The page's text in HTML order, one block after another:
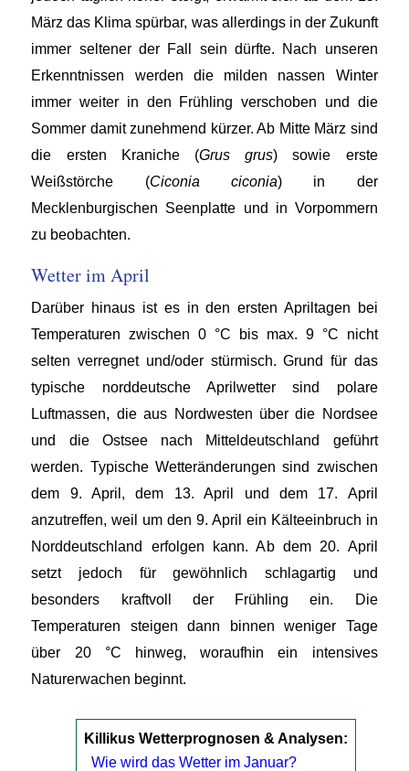
März das Klima spürbar, was allerdings in der Zukunft
immer seltener der Fall sein dürfte. Nach unseren
Erkenntnissen werden die milden nassen Winter
immer weiter in den Frühling verschoben und die
Sommer damit zunehmend kürzer. Ab Mitte März sind
die ersten Kraniche (Grus grus) sowie erste
Weißstörche (Ciconia ciconia) in der
Mecklenburgischen Seenplatte und in Vorpommern
zu beobachten.
Wetter im April
Darüber hinaus ist es in den ersten Apriltagen bei
Temperaturen zwischen 0 °C bis max. 9 °C nicht
selten verregnet und/oder stürmisch. Grund für das
typische norddeutsche Aprilwetter sind polare
Luftmassen, die aus Nordwesten über die Nordsee
und die Ostsee nach Mitteldeutschland geführt
werden. Typische Wetteränderungen sind zwischen
dem 9. April, dem 13. April und dem 17. April
anzutreffen, weil um den 9. April ein Kälteeinbruch in
Norddeutschland erfolgen kann. Ab dem 20. April
setzt jedoch für gewöhnlich schlagartig und
besonders kraftvoll der Frühling ein. Die
Temperaturen steigen dann binnen weniger Tage
über 20 °C hinweg, woraufhin ein intensives
Naturerwachen beginnt.
Killikus Wetterprognosen & Analysen:
Wie wird das Wetter im Januar?